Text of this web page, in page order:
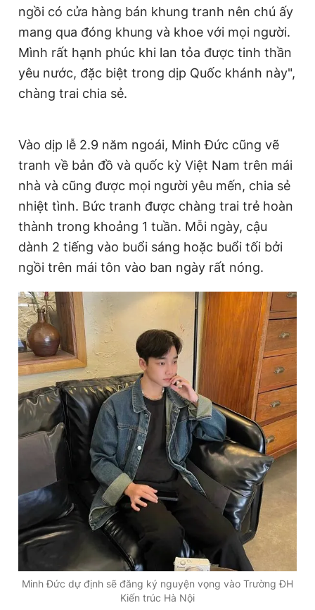
ngồi có cửa hàng bán khung tranh nên chú ấy
mang qua đóng khung và khoe với mọi người.
Mình rất hạnh phúc khi lan tỏa được tinh thần
yêu nước, đặc biệt trong dịp Quốc khánh này",
chàng trai chia sẻ.
Vào dịp lễ 2.9 năm ngoái, Minh Đức cũng vẽ
tranh về bản đồ và quốc kỳ Việt Nam trên mái
nhà và cũng được mọi người yêu mến, chia sẻ
nhiệt tình. Bức tranh được chàng trai trẻ hoàn
thành trong khoảng 1 tuần. Mỗi ngày, cậu
dành 2 tiếng vào buổi sáng hoặc buổi tối bởi
ngồi trên mái tôn vào ban ngày rất nóng.
Minh Đức dự định sẽ đăng ký nguyện vọng vào Trường ĐH
Kiến trúc Hà Nội